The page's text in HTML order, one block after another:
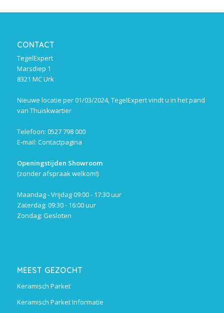
CONTACT
TegelExpert
Marsdiep 1
8321 MC Urk
Nieuwe locatie per 01/03/2024, TegelExpert vindt u in het pand
van Thuiskwartier
Telefoon: 0527 798 000
E-mail: Contactpagina
Openingstijden Showroom
(zonder afspraak welkom!)
Maandag - Vrijdag 09:00 - 17:30 uur
Zaterdag: 09:30 - 16:00 uur
Zondag: Gesloten
MEEST GEZOCHT
Keramisch Parket
Keramisch Parket Informatie